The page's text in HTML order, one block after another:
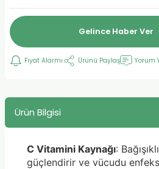
Gelince Haber Ver
Fiyat Alarmı Ürünü Paylaş Yorum
Ürün Bilgisi
C Vitamini Kaynağı:
güçlendirir ve vücudu